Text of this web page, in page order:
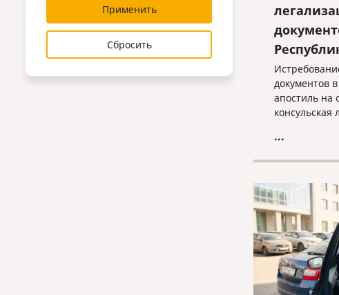
Применить
Сбросить
документов
апостиль на
консульская
...